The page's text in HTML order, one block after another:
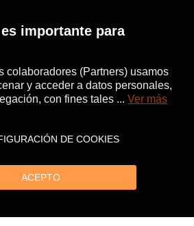
importante para
colaboradores (Partners) usamos
y acceder a datos personales,
con fines tales ... Ver más
DE COOKIES
ACEPTO